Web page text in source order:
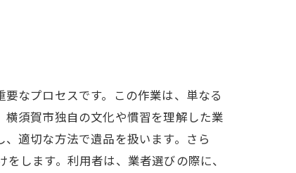
なプロセスです。この作業は、単なる
須賀市独自の文化や慣習を理解した業
適切な方法で遺品を扱います。さら
します。利用者は、業者選びの際に、